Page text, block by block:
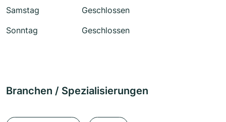
Samstag
Geschlossen
Sonntag
Geschlossen
Branchen / Spezialisierungen